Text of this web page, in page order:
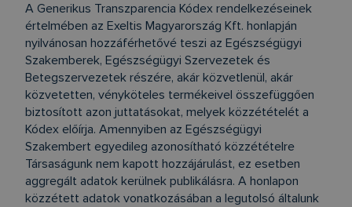
A Generikus Transzparencia Kódex rendelkezéseinek
értelmében az Exeltis Magyarország Kft. honlapján
nyilvánosan hozzáférhetővé teszi az Egészségügyi
Szakemberek, Egészségügyi Szervezetek és
Betegszervezetek részére, akár közvetlenül, akár
közvetetten, vényköteles termékeivel összefüggően
biztosított azon juttatásokat, melyek közzétételét a
Kódex előírja. Amennyiben az Egészségügyi
Szakembert egyedileg azonosítható közzétételre
Társaságunk nem kapott hozzájárulást, ez esetben
aggregált adatok kerülnek publikálásra. A honlapon
közzétett adatok vonatkozásában a legutolsó általunk